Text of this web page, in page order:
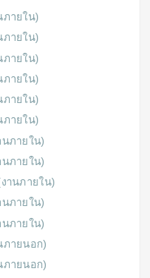
ายใน)
ายใน)
ายใน)
ายใน)
ายใน)
ายใน)
ภายใน)
ภายใน)
านภายใน)
ภายใน)
ภายใน)
ภายนอก)
ภายนอก)